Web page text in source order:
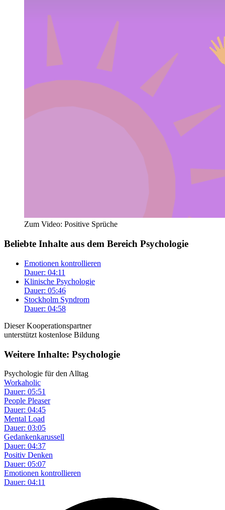
Zum Video: Positive Sprüche
Beliebte Inhalte aus dem Bereich Psychologie
Emotionen kontrollieren
Dauer: 04:11
Klinische Psychologie
Dauer: 05:46
Stockholm Syndrom
Dauer: 04:58
Dieser Kooperationspartner
unterstützt kostenlose Bildung
Weitere Inhalte: Psychologie
Psychologie für den Alltag
Workaholic
Dauer: 05:51
People Pleaser
Dauer: 04:45
Mental Load
Dauer: 03:05
Gedankenkarussell
Dauer: 04:37
Positiv Denken
Dauer: 05:07
Emotionen kontrollieren
Dauer: 04:11